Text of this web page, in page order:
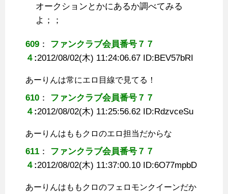
オークションとかにあるか調べてみる
よ；；
609 ： ファンクラブ会員番号７７
４ :2012/08/02(木) 11:24:06.67 ID:BEV57bRI
あーりんは常にエロ目線で見てる！
610 ： ファンクラブ会員番号７７
４ :2012/08/02(木) 11:25:56.62 ID:RdzvceSu
あーりんはももクロのエロ担当だからな
611 ： ファンクラブ会員番号７７
４ :2012/08/02(木) 11:37:00.10 ID:6O77mpbD
あーりんはももクロのフェロモンクイーンだか